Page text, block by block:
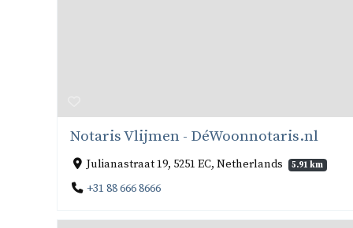
Notaris Vlijmen - DéWoonnotaris.nl
Julianastraat 19, 5251 EC, Netherlands 5.91 km
+31 88 666 8666